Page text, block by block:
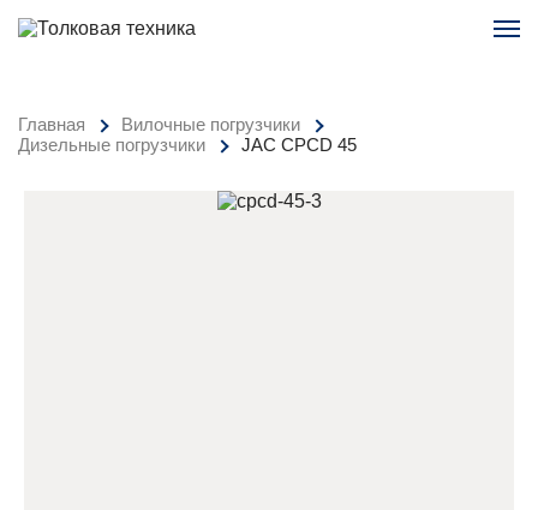
Главная
Вилочные погрузчики
Дизельные погрузчики
JAC CPCD 45